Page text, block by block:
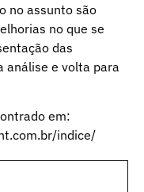
no assunto são
no que se
das
análise e volta para
em:
indice/